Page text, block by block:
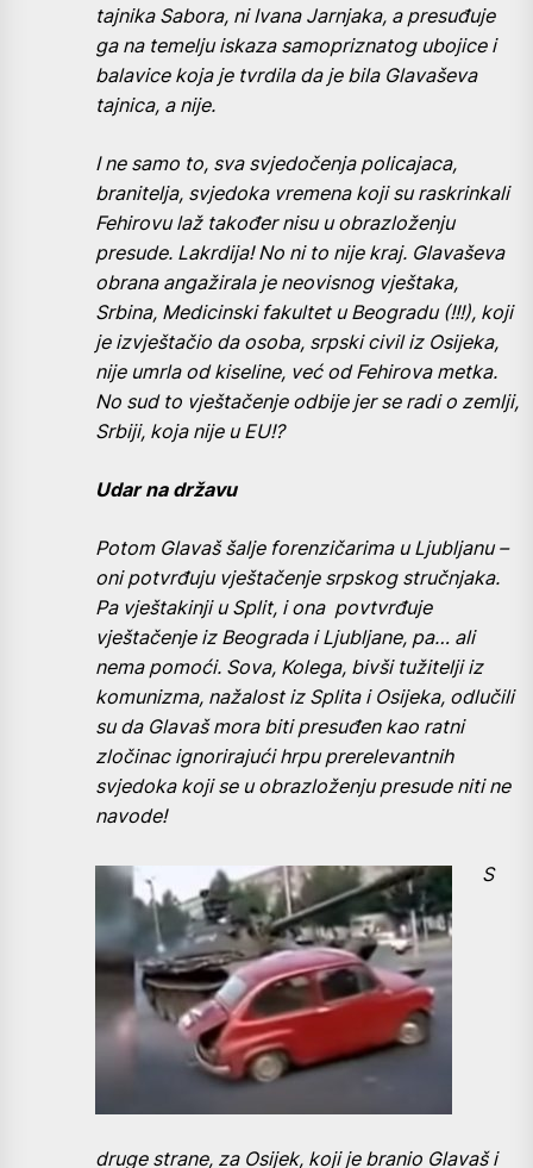
tajnika Sabora, ni Ivana Jarnjaka, a presuđuje
ga na temelju iskaza samopriznatog ubojice i
balavice koja je tvrdila da je bila Glavaševa
tajnica, a nije.
I ne samo to, sva svjedočenja policajaca,
branitelja, svjedoka vremena koji su raskrinkali
Fehirovu laž također nisu u obrazloženju
presude. Lakrdija! No ni to nije kraj. Glavaševa
obrana angažirala je neovisnog vještaka,
Srbina, Medicinski fakultet u Beogradu (!!!), koji
je izvještačio da osoba, srpski civil iz Osijeka,
nije umrla od kiseline, već od Fehirova metka.
No sud to vještačenje odbije jer se radi o zemlji,
Srbiji, koja nije u EU!?
Udar na državu
Potom Glavaš šalje forenzičarima u Ljubljanu –
oni potvrđuju vještačenje srpskog stručnjaka.
Pa vještakinji u Split, i ona povtvrđuje
vještačenje iz Beograda i Ljubljane, pa… ali
nema pomoći. Sova, Kolega, bivši tužitelji iz
komunizma, nažalost iz Splita i Osijeka, odlučili
su da Glavaš mora biti presuđen kao ratni
zločinac ignorirajući hrpu prerelevantnih
svjedoka koji se u obrazloženju presude niti ne
navode!
S
druge strane, za Osijek, koji je branio Glavaš i